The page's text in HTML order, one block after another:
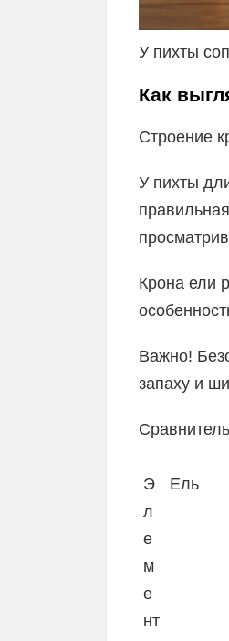
У пихты
Как
Строение
У пихты
Крона ели
Важно!
запаху и
Э
л
е
м
е
нт
Ель